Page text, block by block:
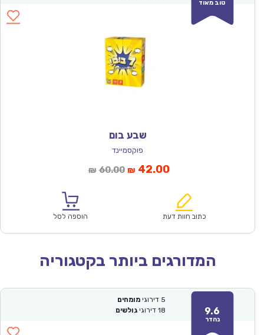
טוב מאוד
שבע בום
פוקסמיינד
₪ 60.00המחיר
₪60.00.
₪ 42.00המחיר
הוא:
כתוב חוות דעת הוספה לסל
המדורגים ביותר בקטגוריה
9.6
נהדר
5 דירוגי מומחים
18 דירוגי גולשים